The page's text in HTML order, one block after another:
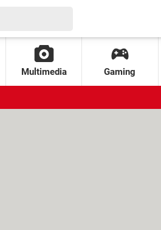
Multimedia Gaming